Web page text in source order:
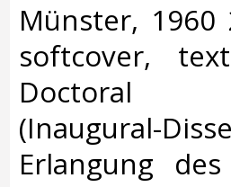
‎Münster, 1960
softcover,
Doctoral
(Inaugural-
Erlangung